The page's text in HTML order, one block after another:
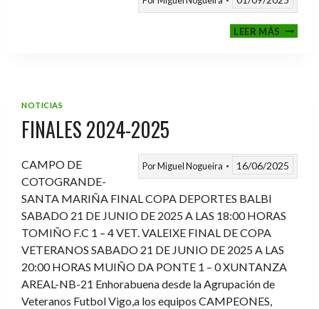
LEER MÁSVI
NOTICIAS
FINALES 2024-2025
PorMiguel Nogueira 16/06/2025
CAMPO DE
COTOGRANDE-
SANTA MARIÑA FINAL COPA DEPORTES BALBI
SABADO 21 DE JUNIO DE 2025 A LAS 18:00 HORAS
TOMIÑO F.C 1 – 4 VET. VALEIXE FINAL DE COPA
VETERANOS SABADO 21 DE JUNIO DE 2025 A LAS
20:00 HORAS MUIÑO DA PONTE 1 – 0 XUNTANZA
AREAL-NB-21 Enhorabuena desde la Agrupación de
Veteranos Futbol Vigo,a los equipos CAMPEONES,